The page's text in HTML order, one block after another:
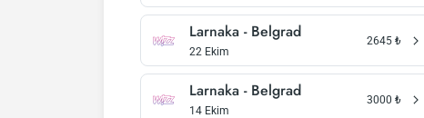
Larnaka - Belgrad
22 Ekim
2645 ₺
Larnaka - Belgrad
14 Ekim
3000 ₺